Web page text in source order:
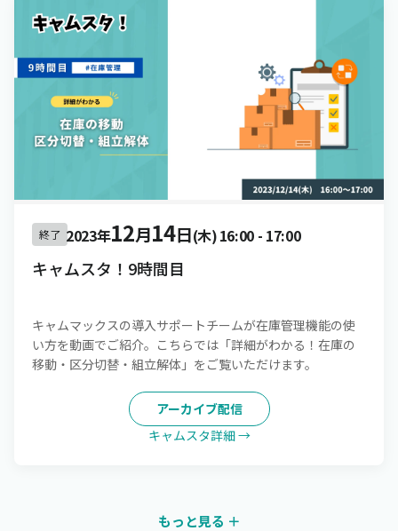
終了 2023年12月14日(木)16:00- 17:00
キャムスタ！9時間目
キャムマックスの導入サポートチームが在庫管理機能の使
い方を動画でご紹介。こちらでは「詳細がわかる！在庫の
移動・区分切替・組立解体」をご覧いただけます。
アーカイブ配信
キャムスタ詳細 →
もっと見る ＋